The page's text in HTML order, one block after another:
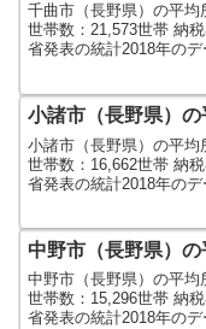
千曲市（長野県）の平均
世帯数：21,573世帯 納
省発表の統計2018年の
小諸市（長野県）
小諸市（長野県）の平均
世帯数：16,662世帯 納
省発表の統計2018年の
中野市（長野県）
中野市（長野県）の平均
世帯数：15,296世帯 納
省発表の統計2018年の